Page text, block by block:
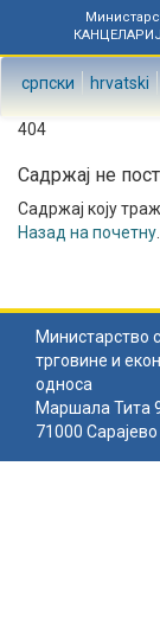
српски hrvatski
404
Садржај не
Садржај коју
Назад на почетну
Министарство
трговине и
односа
Маршала Тита
71000 Сарајево